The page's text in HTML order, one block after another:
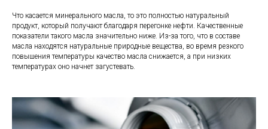
Что касается минерального масла, то это полностью натуральный
продукт, который получают благодаря перегонке нефти. Качественные
показатели такого масла значительно ниже. Из-за того, что в составе
масла находятся натуральные природные вещества, во время резкого
повышения температуры качество масла снижается, а при низких
температурах оно начнет загустевать.